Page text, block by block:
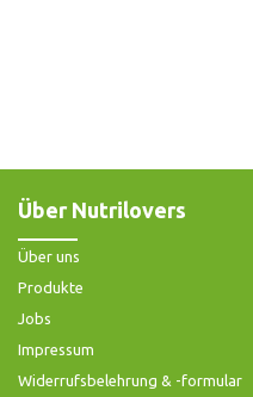
Über Nutrilovers
Über uns
Produkte
Jobs
Impressum
Widerrufsbelehrung & -formular